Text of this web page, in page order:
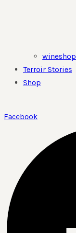
wineshop
Terroir Stories
Shop
Facebook